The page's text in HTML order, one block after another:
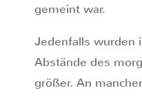
gemeint war.
Jedenfalls wurden
Abstände des
größer. An